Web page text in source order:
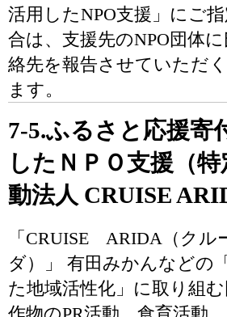
活用したNPO支援」にご
合は、支援先のNPO団体
絡先を報告させていただ
ます。
7-5.ふるさと応援寄
したＮＰＯ支援（
動法人 CRUISE
「CRUISE ARIDA（ク
ダ）」 有田みかんなどの
た地域活性化」に取り組